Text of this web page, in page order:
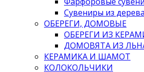
Сувениры из дерева
ОБЕРЕГИ, ДОМОВЫЕ
ОБЕРЕГИ ИЗ
ДОМОВЯТА ИЗ
КЕРАМИКА И ШАМОТ
КОЛОКОЛЬЧИКИ